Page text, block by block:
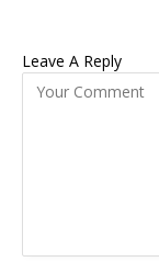
Leave A Reply